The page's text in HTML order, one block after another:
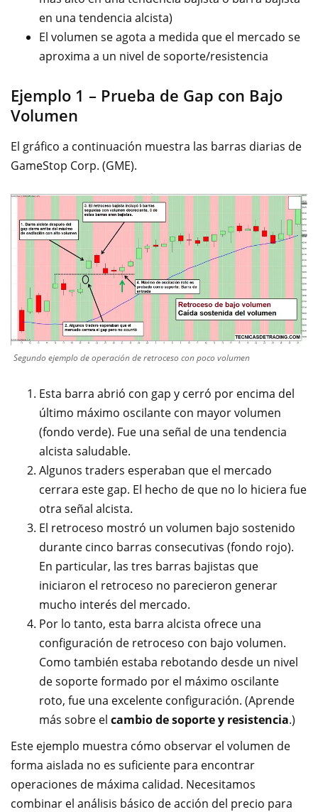
en una tendencia alcista)
El volumen se agota a medida que el mercado se
aproxima a un nivel de soporte/resistencia
Ejemplo 1 – Prueba de Gap con Bajo
Volumen
El gráfico a continuación muestra las barras diarias de
GameStop Corp. (GME).
Segundo ejemplo de operación de retroceso con poco volumen
Esta barra abrió con gap y cerró por encima del
último máximo oscilante con mayor volumen
(fondo verde). Fue una señal de una tendencia
alcista saludable.
Algunos traders esperaban que el mercado
cerrara este gap. El hecho de que no lo hiciera fue
otra señal alcista.
El retroceso mostró un volumen bajo sostenido
durante cinco barras consecutivas (fondo rojo).
En particular, las tres barras bajistas que
iniciaron el retroceso no parecieron generar
mucho interés del mercado.
Por lo tanto, esta barra alcista ofrece una
configuración de retroceso con bajo volumen.
Como también estaba rebotando desde un nivel
de soporte formado por el máximo oscilante
roto, fue una excelente configuración. (Aprende
más sobre el cambio de soporte y resistencia.)
Este ejemplo muestra cómo observar el volumen de
forma aislada no es suficiente para encontrar
operaciones de máxima calidad. Necesitamos
combinar el análisis básico de acción del precio para